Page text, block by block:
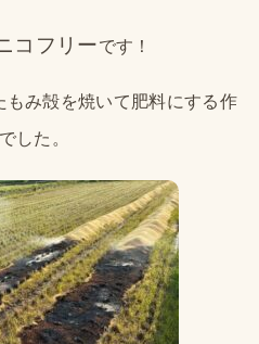
コフリーです！
もみ殻を焼いて肥料にする作
した。